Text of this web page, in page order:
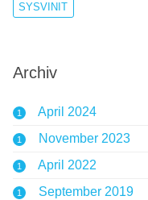
SYSVINIT
Archiv
1 April 2024
1 November 2023
1 April 2022
1 September 2019